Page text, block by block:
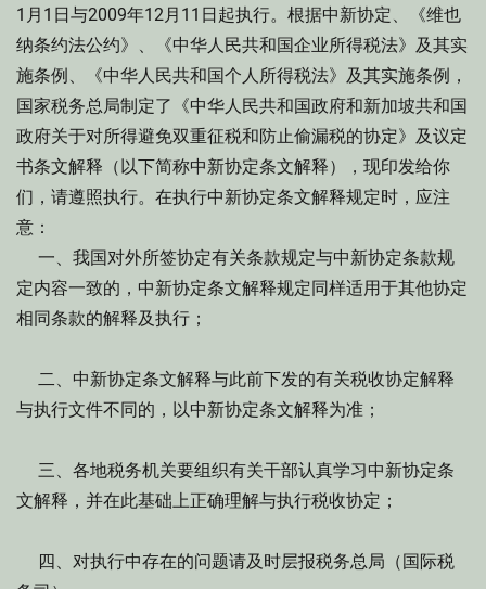
1月1日与2009年12月11日起执行。根据中新协定、《维也
纳条约法公约》、《中华人民共和国企业所得税法》及其实
施条例、《中华人民共和国个人所得税法》及其实施条例，
国家税务总局制定了《中华人民共和国政府和新加坡共和国
政府关于对所得避免双重征税和防止偷漏税的协定》及议定
书条文解释（以下简称中新协定条文解释），现印发给你
们，请遵照执行。在执行中新协定条文解释规定时，应注
意：
一、我国对外所签协定有关条款规定与中新协定条款规
定内容一致的，中新协定条文解释规定同样适用于其他协定
相同条款的解释及执行；
二、中新协定条文解释与此前下发的有关税收协定解释
与执行文件不同的，以中新协定条文解释为准；
三、各地税务机关要组织有关干部认真学习中新协定条
文解释，并在此基础上正确理解与执行税收协定；
四、对执行中存在的问题请及时层报税务总局（国际税